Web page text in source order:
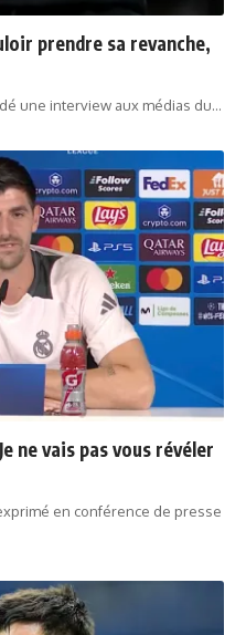
prendre sa revanche,
une interview aux médias du…
ne vais pas vous révéler
en conférence de presse